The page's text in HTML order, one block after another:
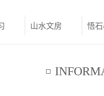
山水文房 悟